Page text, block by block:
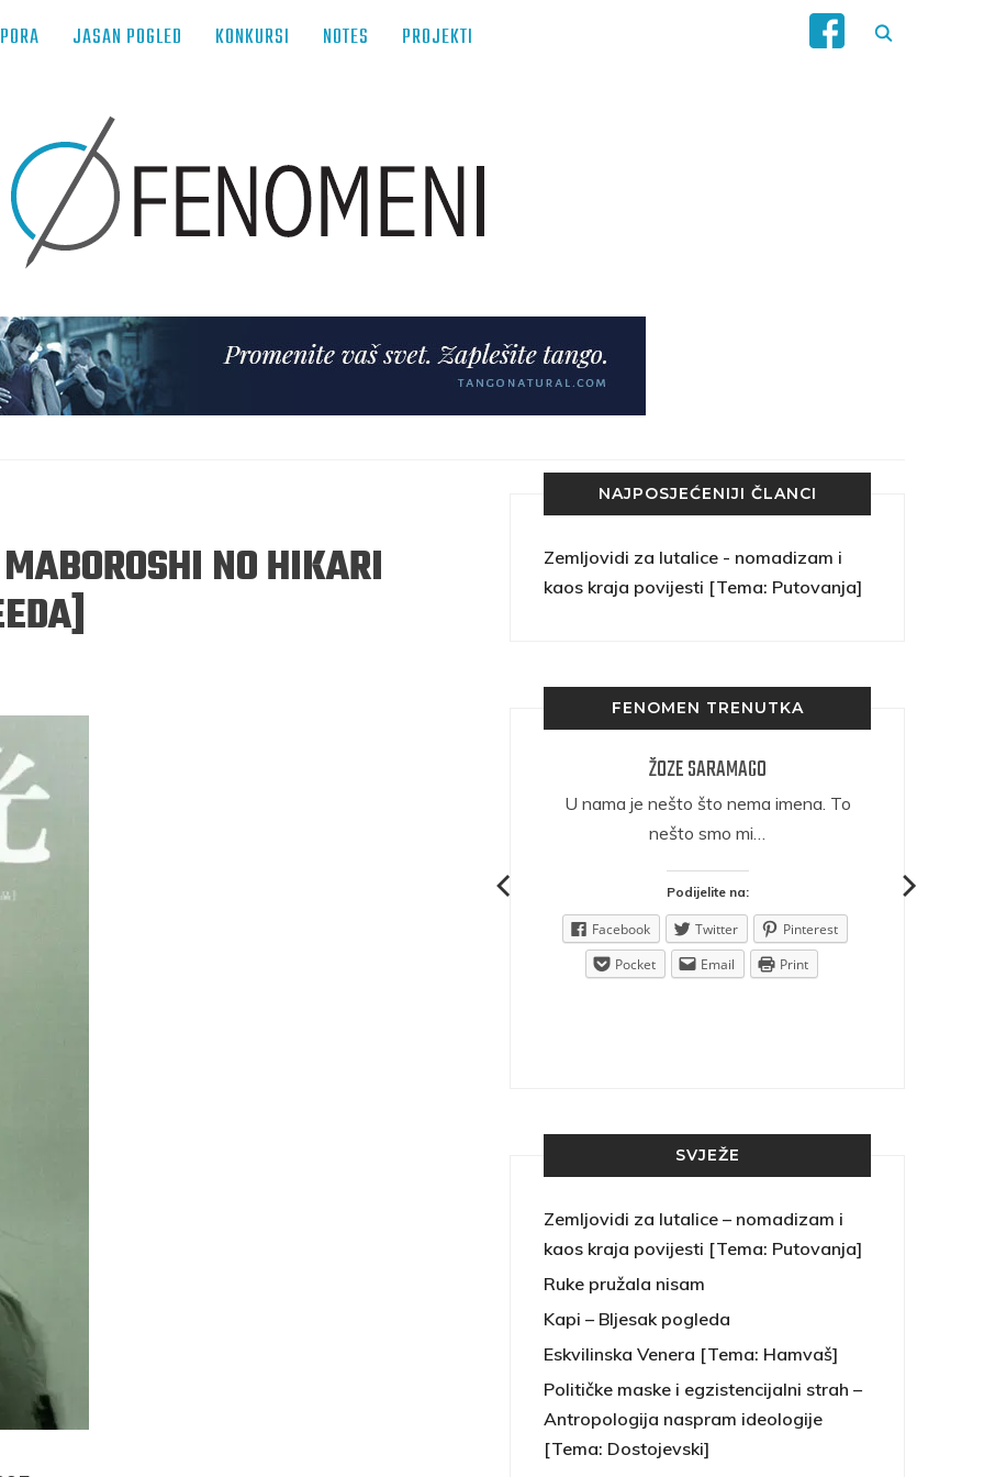
JASAN POGLED KONKURSI NOTES PROJEKTI
NO HIKARI
NAJPOSJEĆENIJI ČLANCI
Zemljovidi za lutalice - nomadizam i
kaos kraja povijesti [Tema: Putovanja]
FENOMEN TRENUTKA
ŽOZE SARAMAGO
U nama je nešto što nema imena. To
nešto smo mi…
Podijelite na:
Facebook Twitter
Pinterest
Pocket
Email Print
SERGEJ JESENJIN
navikli na življenje pod
navikli smo da užižemo
ikonama, ali ne i pred
čovjekom.
SVJEŽE
Zemljovidi za lutalice – nomadizam i
kaos kraja povijesti [Tema: Putovanja]
Ruke pružala nisam
Kapi – Bljesak pogleda
Eskvilinska Venera [Tema: Hamvaš]
Političke maske i egzistencijalni strah –
Antropologija naspram ideologije
[Tema: Dostojevski]